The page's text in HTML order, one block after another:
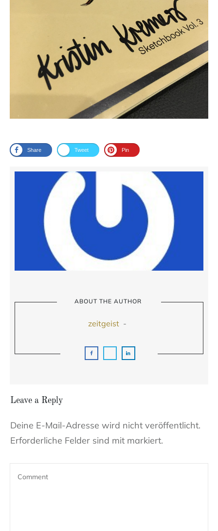
Share Tweet Pin
ABOUT THE AUTHOR
zeitgeist-
Leave a Reply
Deine E-Mail-Adresse wird nicht veröffentlicht.
Erforderliche Felder sind mit markiert.